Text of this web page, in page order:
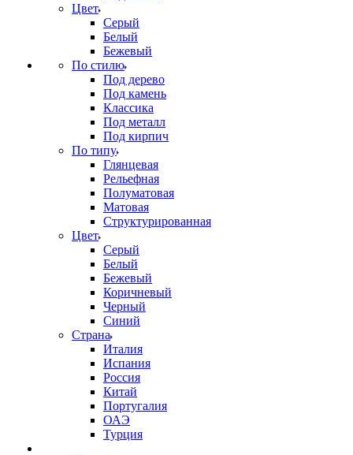
Цвет
Серый
Белый
Бежевый
По стилю
Под дерево
Под камень
Классика
Под металл
Под кирпич
По типу
Глянцевая
Рельефная
Полуматовая
Матовая
Структурированная
Цвет
Серый
Белый
Бежевый
Коричневый
Черный
Синий
Страна
Италия
Испания
Россия
Китай
Португалия
ОАЭ
Турция